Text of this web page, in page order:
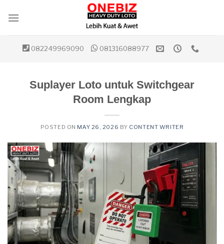
082249969090 081316088977
Suplayer Loto untuk Switchgear
Room Lengkap
POSTED ON MAY 26, 2026 BY CONTENT WRITER